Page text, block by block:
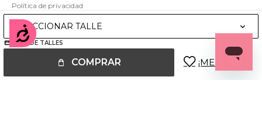
Accesibilidad
SELECCIONAR TALLE
GUÍA DE TALLES
COMPRAR
Política de privacidad
Mapa del sitio